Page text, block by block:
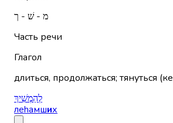
מ - שׁ - ך
Часть речи
Глагол
длиться, продолжаться; тянуться
לְהַמְשִׁיךְ
леhамших